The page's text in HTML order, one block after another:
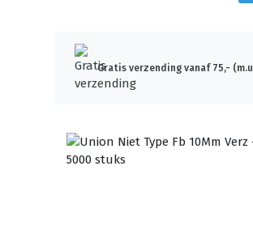
Gratis verzending vanaf 75,-